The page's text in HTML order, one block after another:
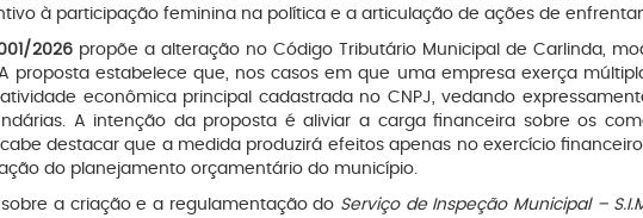
à participação feminina na política e a articulação de ações de
2026propõe a alteração no Código Tributário Municipal de Carlinda,
proposta estabelece que, nos casos em que uma empresa exerça
econômica principal cadastrada no CNPJ, vedando
A intenção da proposta é aliviar a carga financeira sobre os
destacar que a medida produzirá efeitos apenas no exercício
do planejamento orçamentário do município.
a criação e a regulamentação do Serviço de Inspeção Municipal –